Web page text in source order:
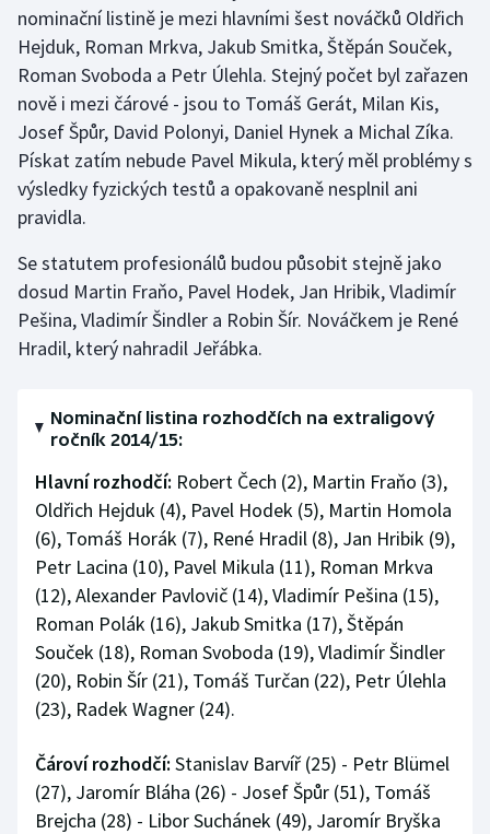
nominační listině je mezi hlavními šest nováčků Oldřich
Hejduk, Roman Mrkva, Jakub Smitka, Štěpán Souček,
Roman Svoboda a Petr Úlehla. Stejný počet byl zařazen
nově i mezi čárové - jsou to Tomáš Gerát, Milan Kis,
Josef Špůr, David Polonyi, Daniel Hynek a Michal Zíka.
Pískat zatím nebude Pavel Mikula, který měl problémy s
výsledky fyzických testů a opakovaně nesplnil ani
pravidla.
Se statutem profesionálů budou působit stejně jako
dosud Martin Fraňo, Pavel Hodek, Jan Hribik, Vladimír
Pešina, Vladimír Šindler a Robin Šír. Nováčkem je René
Hradil, který nahradil Jeřábka.
Nominační listina rozhodčích na extraligový
ročník 2014/15:
Hlavní rozhodčí: Robert Čech (2), Martin Fraňo (3),
Oldřich Hejduk (4), Pavel Hodek (5), Martin Homola
(6), Tomáš Horák (7), René Hradil (8), Jan Hribik (9),
Petr Lacina (10), Pavel Mikula (11), Roman Mrkva
(12), Alexander Pavlovič (14), Vladimír Pešina (15),
Roman Polák (16), Jakub Smitka (17), Štěpán
Souček (18), Roman Svoboda (19), Vladimír Šindler
(20), Robin Šír (21), Tomáš Turčan (22), Petr Úlehla
(23), Radek Wagner (24).
Čároví rozhodčí: Stanislav Barvíř (25) - Petr Blümel
(27), Jaromír Bláha (26) - Josef Špůr (51), Tomáš
Brejcha (28) - Libor Suchánek (49), Jaromír Bryška